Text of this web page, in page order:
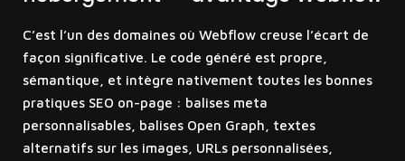
C’est l’un des domaines où Webflow creuse l’écart de
façon significative. Le code généré est propre,
sémantique, et intègre nativement toutes les bonnes
pratiques SEO on-page : balises meta
personnalisables, balises Open Graph, textes
alternatifs sur les images, URLs personnalisées,